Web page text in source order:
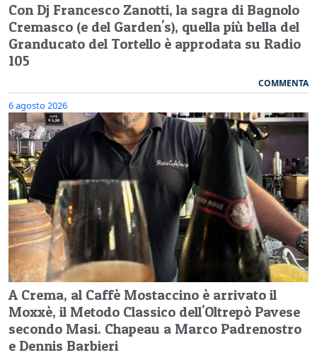
Con Dj Francesco Zanotti, la sagra di Bagnolo
Cremasco (e del Garden's), quella più bella del
Granducato del Tortello è approdata su Radio
105
COMMENTA
6 agosto 2026
A Crema, al Caffè Mostaccino è arrivato il
Moxxè, il Metodo Classico dell'Oltrepò Pavese
secondo Masi. Chapeau a Marco Padrenostro
e Dennis Barbieri